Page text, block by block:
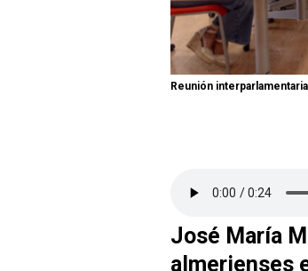
Reunión interparlamentaria
José María
almerienses